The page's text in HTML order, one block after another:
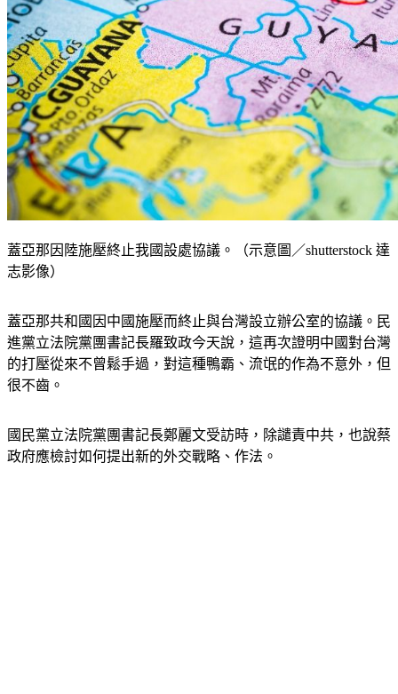
志影像）
進黨立法院黨團書記長羅致政今天說，這再次證明中國對台灣
的打壓從來不曾鬆手過，對這種鴨霸、流氓的作為不意外，但
很不齒。
政府應檢討如何提出新的外交戰略、作法。